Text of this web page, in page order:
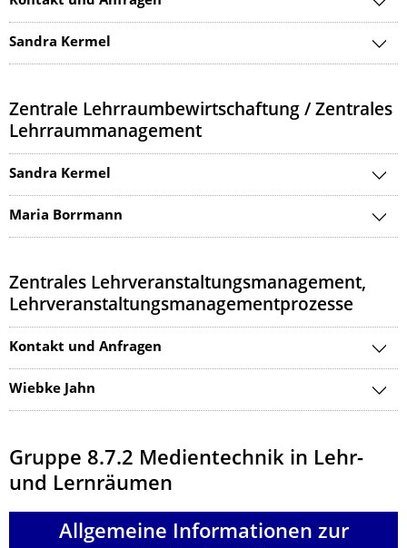
Sandra Kermel
Zentrale Lehrraumbewirtschaftung / Zentrales
Lehrraummanagement
Sandra Kermel
Maria Borrmann
Zentrales Lehrveranstaltungsmanagement,
Lehrveranstaltungsmanagementprozesse
Kontakt und Anfragen
Wiebke Jahn
Gruppe 8.7.2 Medientechnik in Lehr-
und Lernräumen
Allgemeine Informationen zur